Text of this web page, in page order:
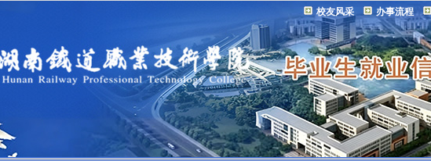
校友风采 办事流程